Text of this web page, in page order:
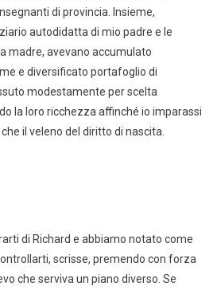
di provincia. Insieme,
autodidatta di mio padre e le
madre, avevano accumulato
e diversificato portafoglio di
modestamente per scelta
la loro ricchezza affinché io imparassi
il veleno del diritto di nascita.
di Richard e abbiamo notato come
scrisse, premendo con forza
che serviva un piano diverso. Se